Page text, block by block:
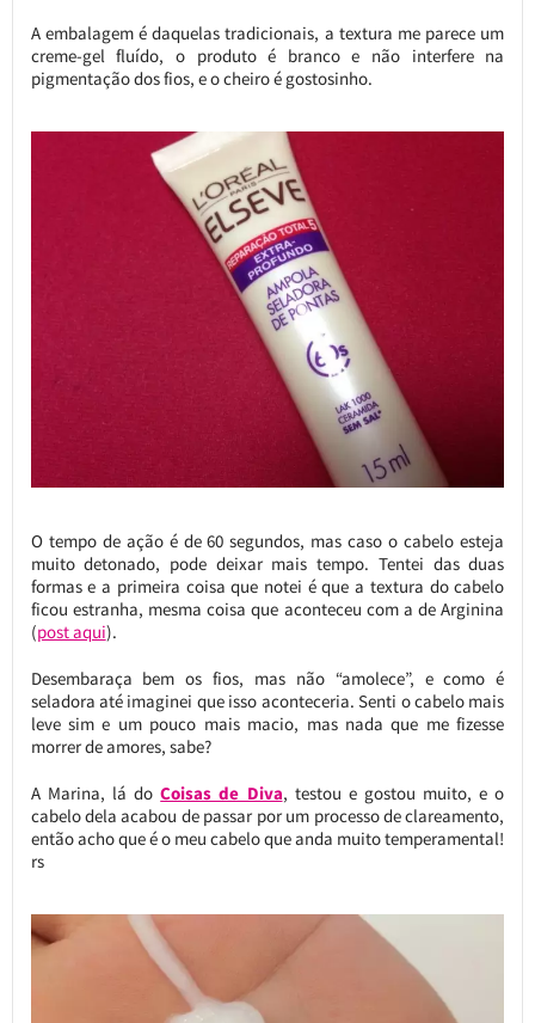
A embalagem é daquelas tradicionais, a textura me parece um
creme-gel fluído, o produto é branco e não interfere na
pigmentação dos fios, e o cheiro é gostosinho.
O tempo de ação é de 60 segundos, mas caso o cabelo esteja
muito detonado, pode deixar mais tempo. Tentei das duas
formas e a primeira coisa que notei é que a textura do cabelo
ficou estranha, mesma coisa que aconteceu com a de Arginina
(post aqui).
Desembaraça bem os fios, mas não “amolece”, e como é
seladora até imaginei que isso aconteceria. Senti o cabelo mais
leve sim e um pouco mais macio, mas nada que me fizesse
morrer de amores, sabe?
A Marina, lá doCoisas de Diva, testou e gostou muito, e o
cabelo dela acabou de passar por um processo de clareamento,
então acho que é o meu cabelo que anda muito temperamental!
rs